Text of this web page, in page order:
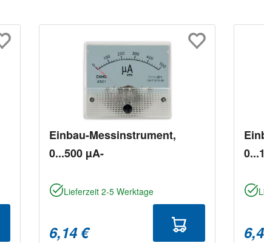
Einbau-Messinstrument,
0...500 µA-
Lieferzeit 2-5 Werktage
6,14 €